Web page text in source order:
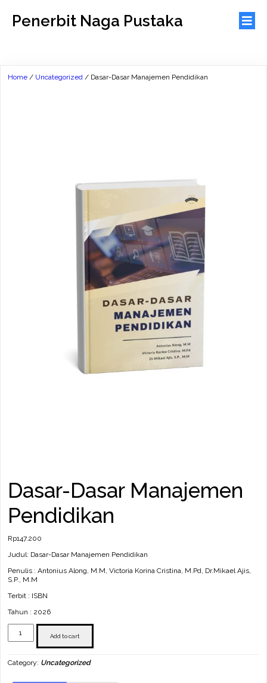
Penerbit Naga Pustaka
Home / Uncategorized / Dasar-Dasar Manajemen Pendidikan
Dasar-Dasar Manajemen
Pendidikan
Rp147.200
Judul: Dasar-Dasar Manajemen Pendidikan
Penulis : Antonius Along, M.M, Victoria Korina Cristina, M.Pd, Dr.Mikael Ajis,
S.P., M.M
Terbit : ISBN
Tahun : 2026
Dasar-
Dasar
Manajemen
quantity
Add to cart
Category: Uncategorized